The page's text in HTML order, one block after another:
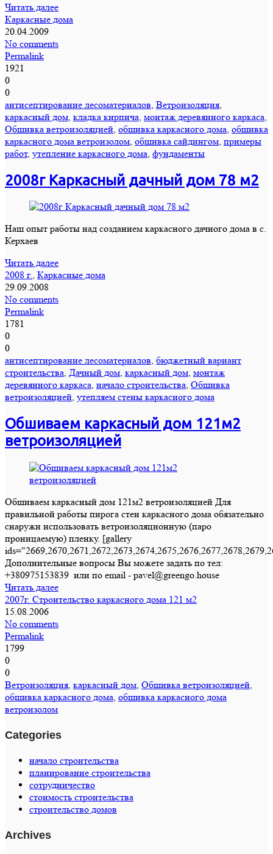
Читать далее
Каркасные дома
20.04.2009
No comments
Permalink
1921
0
0
антисептирование лесоматериалов Ветроизоляция
каркасный дом кладка кирпича монтаж деревянного каркаса
Обшивка ветроизоляцией обшивка каркасного дома обшивка
каркасного дома ветроизолом обшивка сайдингом примеры
работ, утепление каркасного дома фундаменты
2008г Каркасный дачный дом 78 м2
Наш опыт работы над созданием каркасного дачного дома в с.
Керхаев
Читать далее
2008 г., Каркасные дома
29.09.2008
No comments
Permalink
1781
0
0
антисептирование лесоматериалов, бюджетный вариант
строительства, Дачный дом, каркасный дом, монтаж
деревянного каркаса, начало строительства, Обшивка
ветроизоляцией, утепляем стены каркасного дома
Обшиваем каркасный дом 121м2
ветроизоляцией
Обшиваем каркасный дом 121м2 ветроизоляцией Для
правильной работы пирога стен каркасного дома обязательно
снаружи использовать ветроизоляционную (паро
проницаемую) пленку. [gallery
Дополнительные вопросы Вы можете задать по тел:
+380975153839 или по email - pavel@greengo.house
Читать далее
2007г. Строительство каркасного дома 121 м2
15.08.2006
No comments
Permalink
1799
0
0
Ветроизоляция, каркасный дом, Обшивка ветроизоляцией,
обшивка каркасного дома, обшивка каркасного дома
ветроизолом
Categories
начало строительства
планирование строительства
сотрудничество
стоимость строительства
строительство домов
Archives